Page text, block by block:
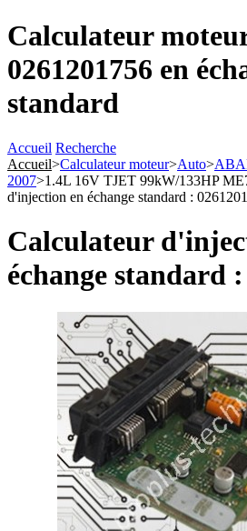
Calculateur
0261201756 en
standard
Accueil Recherche
Accueil>Calculateur moteur>Auto>
2007>1.4L 16V TJET 99kW/133HP
d'injection en échange standard :
Calculateur
échange standard